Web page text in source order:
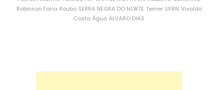
Robinson Faria Roubo SERRA NEGRA DO NORTE Temer UFRN Vivaldo
Costa Água ÁLVARO DIAS